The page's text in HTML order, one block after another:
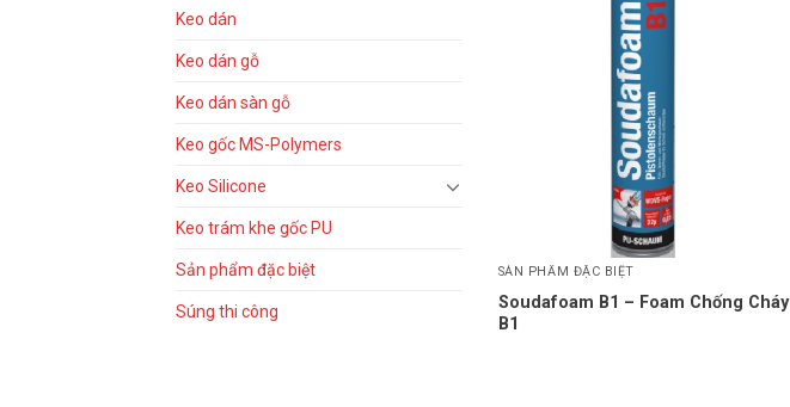
Keo dán
Keo dán gỗ
Keo dán sàn gỗ
Keo gốc MS-Polymers
Keo Silicone
Keo trám khe gốc PU
Sản phẩm đặc biệt
Súng thi công
SẢN PHẨM ĐẶC BIỆT
Soudafoam B1 – Foam Chống Cháy
B1